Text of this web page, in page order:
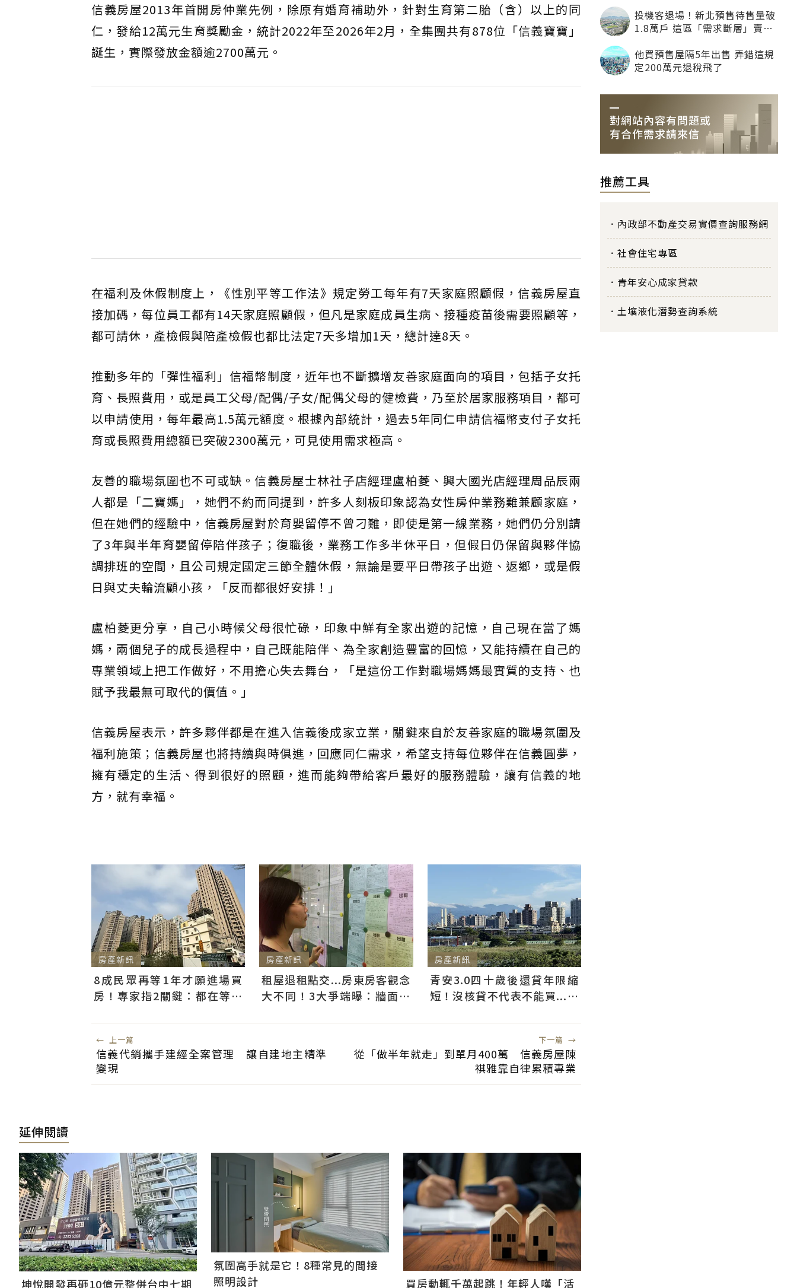
信義房屋2013年首開房仲業先例，除原有婚育補助外，針對生育第二胎（含）以上的同
仁，發給12萬元生育獎勵金，統計2022年至2026年2月，全集團共有878位「信義寶寶」
誕生，實際發放金額逾2700萬元。
在福利及休假制度上，《性別平等工作法》規定勞工每年有7天家庭照顧假，信義房屋直
接加碼，每位員工都有14天家庭照顧假，但凡是家庭成員生病、接種疫苗後需要照顧等，
都可請休，產檢假與陪產檢假也都比法定7天多增加1天，總計達8天。
推動多年的「彈性福利」信福幣制度，近年也不斷擴增友善家庭面向的項目，包括子女托
育、長照費用，或是員工父母/配偶/子女/配偶父母的健檢費，乃至於居家服務項目，都可
以申請使用，每年最高1.5萬元額度。根據內部統計，過去5年同仁申請信福幣支付子女托
育或長照費用總額已突破2300萬元，可見使用需求極高。
友善的職場氛圍也不可或缺。信義房屋士林社子店經理盧柏菱、興大國光店經理周品辰兩
人都是「二寶媽」，她們不約而同提到，許多人刻板印象認為女性房仲業務難兼顧家庭，
但在她們的經驗中，信義房屋對於育嬰留停不曾刁難，即使是第一線業務，她們仍分別請
了3年與半年育嬰留停陪伴孩子；復職後，業務工作多半休平日，但假日仍保留與夥伴協
調排班的空間，且公司規定國定三節全體休假，無論是要平日帶孩子出遊、返鄉，或是假
日與丈夫輪流顧小孩，「反而都很好安排！」
盧柏菱更分享，自己小時候父母很忙碌，印象中鮮有全家出遊的記憶，自己現在當了媽
媽，兩個兒子的成長過程中，自己既能陪伴、為全家創造豐富的回憶，又能持續在自己的
專業領域上把工作做好，不用擔心失去舞台，「是這份工作對職場媽媽最實質的支持、也
賦予我最無可取代的價值。」
信義房屋表示，許多夥伴都是在進入信義後成家立業，關鍵來自於友善家庭的職場氛圍及
福利施策；信義房屋也將持續與時俱進，回應同仁需求，希望支持每位夥伴在信義圓夢，
擁有穩定的生活、得到很好的照顧，進而能夠帶給客戶最好的服務體驗，讓有信義的地
方，就有幸福。
房產新訊
8成民眾再等1年才願進場買
房！專家指2關鍵：都在等大
房產新訊
租屋退租點交...房東房客觀念
大不同！3大爭端曝：牆面油
房產新訊
青安3.0四十歲後還貸年限縮
短！沒核貸不代表不能買...條
← 上一篇
信義代銷攜手建經全案管理 讓自建地主精準
變現
下一篇 →
從「做半年就走」到單月400萬 信義房屋陳
祺雅靠自律累積專業
延伸閱讀
坤悅開發再砸10億元整併台中七期
氛圍高手就是它！8種常見的間接
照明設計
買房動輒千萬起跳！年輕人嘆「活
投機客退場！新北預售待售量破
1.8萬戶 這區「需求斷層」賣壓
他買預售屋隔5年出售 弄錯這規
定200萬元退稅飛了
推薦工具
內政部不動產交易實價查詢服務網
社會住宅專區
青年安心成家貸款
土壤液化潛勢查詢系統